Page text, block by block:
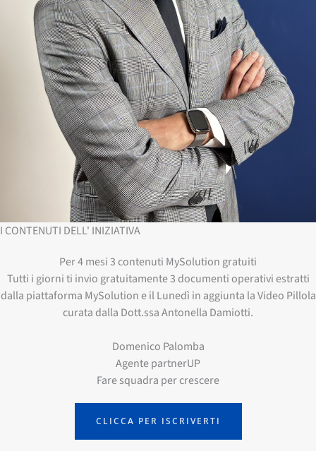
I CONTENUTI DELL' INIZIATIVA
Per 4 mesi 3 contenuti MySolution gratuiti
Tutti i giorni ti invio gratuitamente 3 documenti operativi estratti
dalla piattaforma MySolution e il Lunedì in aggiunta la Video Pillola
curata dalla Dott.ssa Antonella Damiotti.
Domenico Palomba
Agente partnerUP
Fare squadra per crescere
CLICCA PER ISCRIVERTI